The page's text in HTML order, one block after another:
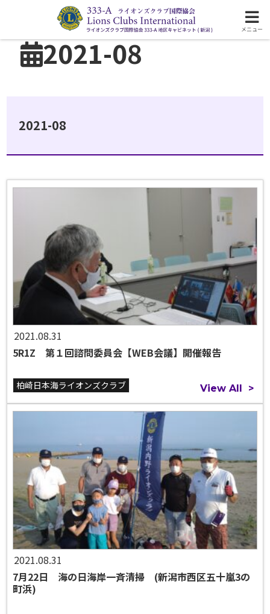
ライオンズクラブ国際協会333-A地区の活動
2021-08
2021-08
2021.08.31
5R1Z 第１回諮問委員会【WEB会議】開催報告
柏崎日本海ライオンズクラブ View All >
2021.08.31
7月22日 海の日海岸一斉清掃 (新潟市西区五十嵐3の
町浜)
メニュー